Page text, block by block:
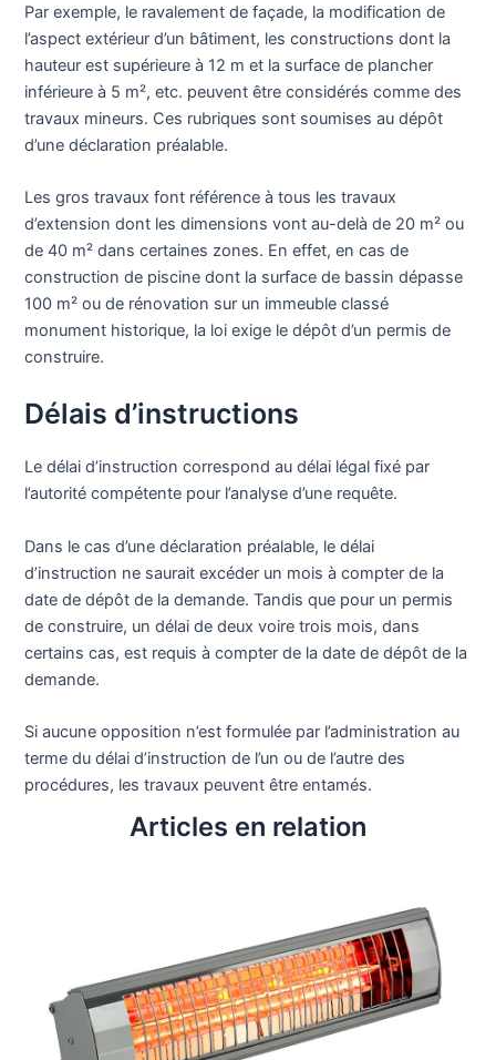
Par exemple, le ravalement de façade, la modification de
l’aspect extérieur d’un bâtiment, les constructions dont la
hauteur est supérieure à 12 m et la surface de plancher
inférieure à 5 m², etc. peuvent être considérés comme des
travaux mineurs. Ces rubriques sont soumises au dépôt
d’une déclaration préalable.
Les gros travaux font référence à tous les travaux
d’extension dont les dimensions vont au-delà de 20 m² ou
de 40 m² dans certaines zones. En effet, en cas de
construction de piscine dont la surface de bassin dépasse
100 m² ou de rénovation sur un immeuble classé
monument historique, la loi exige le dépôt d’un permis de
construire.
Délais d’instructions
Le délai d’instruction correspond au délai légal fixé par
l’autorité compétente pour l’analyse d’une requête.
Dans le cas d’une déclaration préalable, le délai
d’instruction ne saurait excéder un mois à compter de la
date de dépôt de la demande. Tandis que pour un permis
de construire, un délai de deux voire trois mois, dans
certains cas, est requis à compter de la date de dépôt de la
demande.
Si aucune opposition n’est formulée par l’administration au
terme du délai d’instruction de l’un ou de l’autre des
procédures, les travaux peuvent être entamés.
Articles en relation